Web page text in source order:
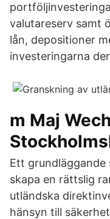
valutareserv samt
lån, depositioner
investeringarna
m Maj
Ett
skapa en rättslig
utländska
hänsyn till